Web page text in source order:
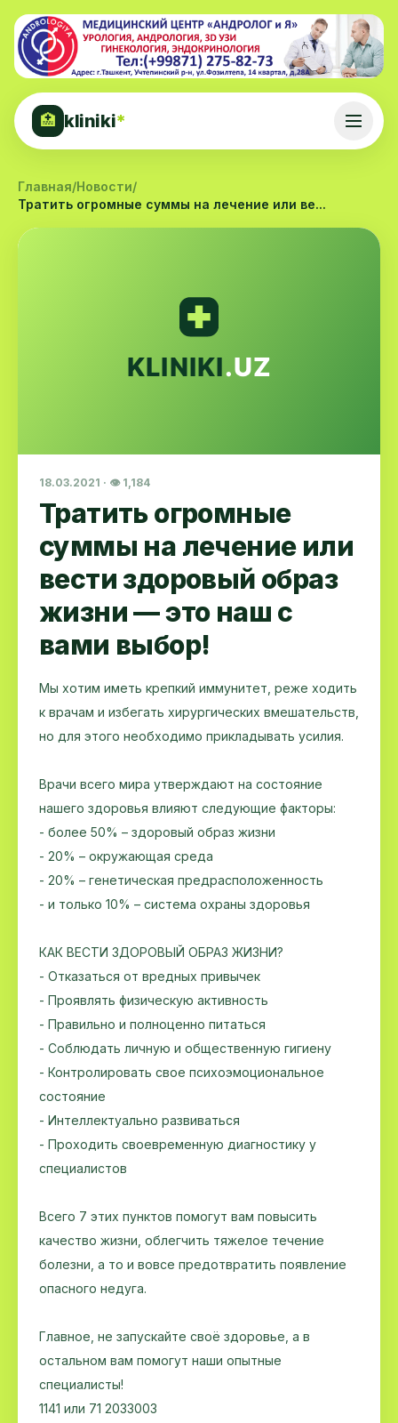
🏥 kliniki*
Главная/Новости/
Тратить огромные суммы на лечение или ве...
18.03.2021 · 👁 1,184
Тратить огромные
суммы на лечение или
вести здоровый образ
жизни — это наш с
вами выбор!
Мы хотим иметь крепкий иммунитет, реже ходить
к врачам и избегать хирургических вмешательств,
но для этого необходимо прикладывать усилия.
Врачи всего мира утверждают на состояние
нашего здоровья влияют следующие факторы:
- более 50% – здоровый образ жизни
- 20% – окружающая среда
- 20% – генетическая предрасположенность
- и только 10% – система охраны здоровья
КАК ВЕСТИ ЗДОРОВЫЙ ОБРАЗ ЖИЗНИ?
- Отказаться от вредных привычек
- Проявлять физическую активность
- Правильно и полноценно питаться
- Соблюдать личную и общественную гигиену
- Контролировать свое психоэмоциональное
состояние
- Интеллектуально развиваться
- Проходить своевременную диагностику у
специалистов
Всего 7 этих пунктов помогут вам повысить
качество жизни, облегчить тяжелое течение
болезни, а то и вовсе предотвратить появление
опасного недуга.
Главное, не запускайте своё здоровье, а в
остальном вам помогут наши опытные
специалисты!
1141 или 71 2033003